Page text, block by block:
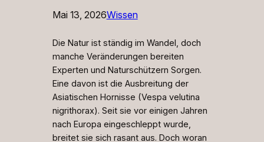
Mai 13, 2026Wissen
Die Natur ist ständig im Wandel, doch
manche Veränderungen bereiten
Experten und Naturschützern Sorgen.
Eine davon ist die Ausbreitung der
Asiatischen Hornisse (Vespa velutina
nigrithorax). Seit sie vor einigen Jahren
nach Europa eingeschleppt wurde,
breitet sie sich rasant aus. Doch woran